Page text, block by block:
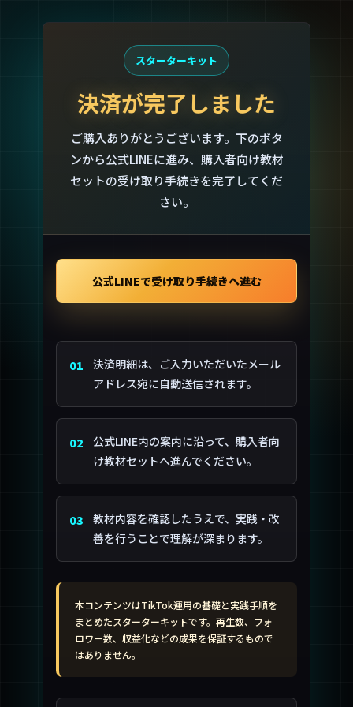
スターターキット
決済が完了しました
ご購入ありがとうございます。下のボタ
ンから公式LINEに進み、購入者向け教材
セットの受け取り手続きを完了してくだ
さい。
公式LINEで受け取り手続きへ進む
01
決済明細は、ご入力いただいたメール
アドレス宛に自動送信されます。
02
公式LINE内の案内に沿って、購入者向
け教材セットへ進んでください。
03
教材内容を確認したうえで、実践・改
善を行うことで理解が深まります。
本コンテンツはTikTok運用の基礎と実践手順を
まとめたスターターキットです。再生数、フォ
ロワー数、収益化などの成果を保証するもので
はありません。